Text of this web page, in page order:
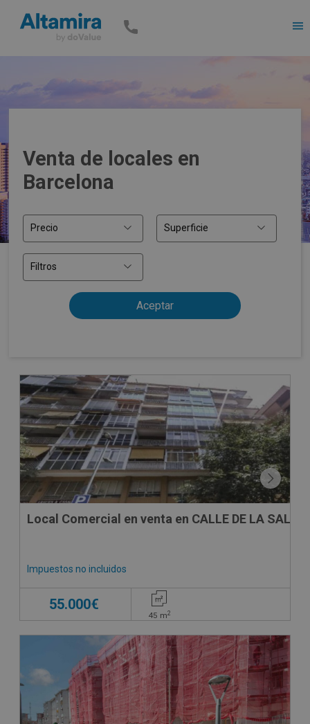
Venta de locales en
Barcelona
Precio Superficie
Filtros
CESIÓN DE REMATE
Local Comercial en venta en CALLE DE LA
Impuestos no incluidos
55.000€
45 m2
VPO
CONDICIONES ESPECIALES